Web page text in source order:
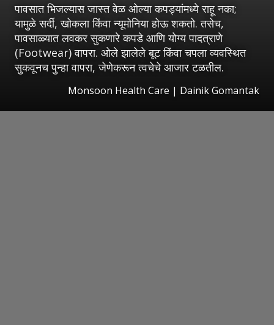
पावसात भिजल्यास जास्त वेळ ओल्या कपड्यांमध्ये राहू नका;
यामुळे सर्दी, खोकला किंवा न्यूमोनिया होऊ शकतो. तसेच,
पावसाळ्यात लवकर सुकणारे कपडे आणि योग्य पादत्राणे
(Footwear) वापरा. ओले झालेले बूट किंवा चपला व्यवस्थित
सुकवूनच पुन्हा वापरा, जेणेकरून त्वचेचे आजार टळतील.
Monsoon Health Care | Dainik Gomantak